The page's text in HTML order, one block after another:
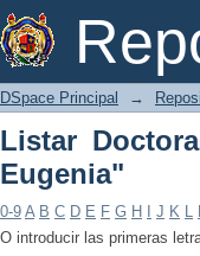
Listar
DSpace Principal →
Listar
Eugenia"
0-9 A B C D E F G H J K L
O introducir las primeras